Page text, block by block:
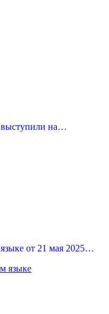
выступили на…
от 21 мая 2025…
языке